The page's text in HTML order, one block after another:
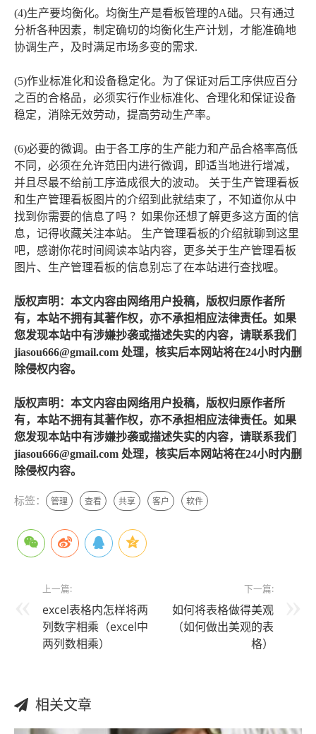
(4)生产要均衡化。均衡生产是看板管理的A础。只有通过
分析各种因素，制定确切的均衡化生产计划，才能准确地
协调生产，及时满足市场多变的需求.
(5)作业标准化和设备稳定化。为了保证对后工序供应百分
之百的合格品，必须实行作业标准化、合理化和保证设备
稳定，消除无效劳动，提高劳动生产率。
(6)必要的微调。由于各工序的生产能力和产品合格率高低
不同，必须在允许范田内进行微调，即适当地进行增减，
并且尽最不给前工序造成很大的波动。 关于生产管理看板
和生产管理看板图片的介绍到此就结束了，不知道你从中
找到你需要的信息了吗 ？如果你还想了解更多这方面的信
息，记得收藏关注本站。 生产管理看板的介绍就聊到这里
吧，感谢你花时间阅读本站内容，更多关于生产管理看板
图片、生产管理看板的信息别忘了在本站进行查找喔。
版权声明：本文内容由网络用户投稿，版权归原作者所
有，本站不拥有其著作权，亦不承担相应法律责任。如果
您发现本站中有涉嫌抄袭或描述失实的内容，请联系我们
jiasou666@gmail.com 处理，核实后本网站将在24小时内删
除侵权内容。
版权声明：本文内容由网络用户投稿，版权归原作者所
有，本站不拥有其著作权，亦不承担相应法律责任。如果
您发现本站中有涉嫌抄袭或描述失实的内容，请联系我们
jiasou666@gmail.com 处理，核实后本网站将在24小时内删
除侵权内容。
标签： 管理 查看 共享 客户 软件
上一篇:
excel表格内怎样将两
列数字相乘（excel中
两列数相乘）
下一篇:
如何将表格做得美观
（如何做出美观的表
格）
相关文章